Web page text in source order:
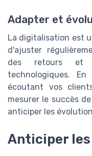
Adapter et
La digitalisation est
d'ajuster
des retours et
technologiques.
écoutant vos
mesurer le succès
anticiper les
Anticiper